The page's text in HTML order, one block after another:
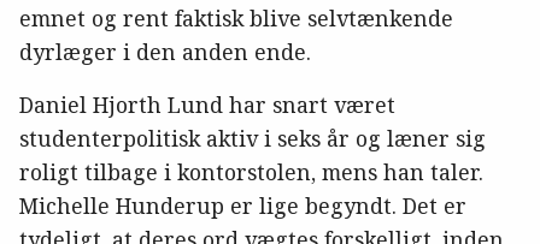
emnet og rent faktisk blive selvtænkende
dyrlæger i den anden ende.
Daniel Hjorth Lund har snart været
studenterpolitisk aktiv i seks år og læner sig
roligt tilbage i kontorstolen, mens han taler.
Michelle Hunderup er lige begyndt. Det er